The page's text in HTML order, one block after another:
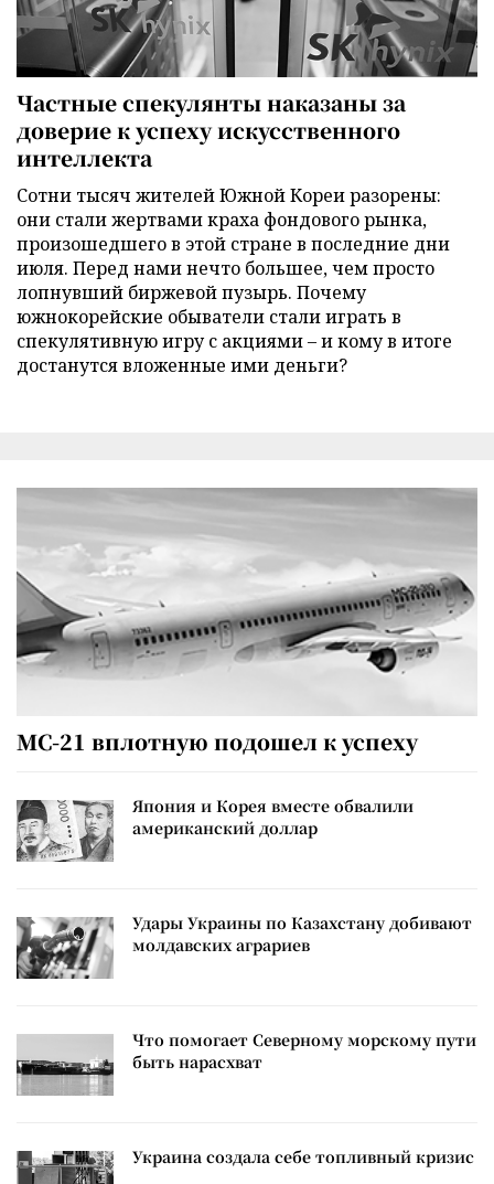
Частные спекулянты наказаны за
доверие к успеху искусственного
интеллекта
Сотни тысяч жителей Южной Кореи разорены:
они стали жертвами краха фондового рынка,
произошедшего в этой стране в последние дни
июля. Перед нами нечто большее, чем просто
лопнувший биржевой пузырь. Почему
южнокорейские обыватели стали играть в
спекулятивную игру с акциями – и кому в итоге
достанутся вложенные ими деньги?
МС-21 вплотную подошел к успеху
Япония и Корея вместе обвалили
американский доллар
Удары Украины по Казахстану добивают
молдавских аграриев
Что помогает Северному морскому пути
быть нарасхват
Украина создала себе топливный кризис